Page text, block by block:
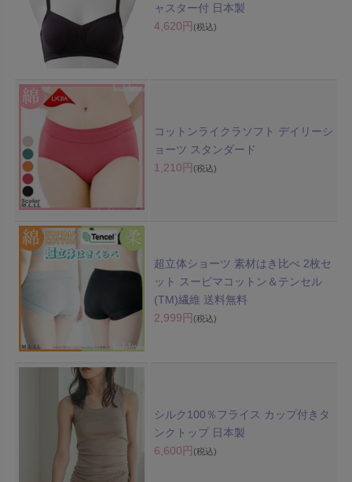
ャスター付 日本製
4,620円 (税込)
コットンライクラソフト デイリーシ
ョーツ スタンダード
1,210円 (税込)
超立体ショーツ 素材はき比べ 2枚セ
ット スーピマコットン＆テンセル
(TM)繊維 送料無料
2,999円 (税込)
シルク100％フライス カップ付きタ
ンクトップ 日本製
6,600円 (税込)